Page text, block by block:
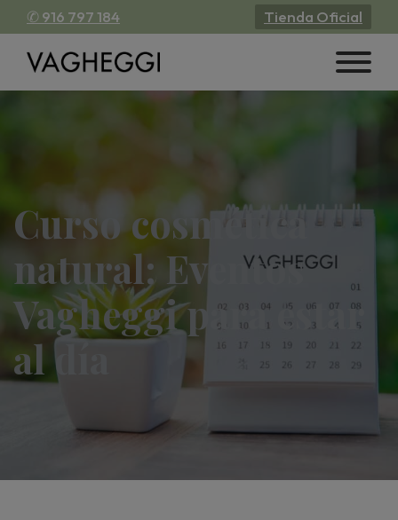
✆ 916 797 184 Tienda Oficial
Curso cosmética
natural: Eventos
Vagheggi para estar
al día